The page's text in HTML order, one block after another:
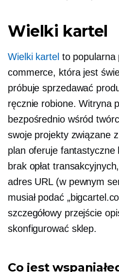
Wielki kartel
Wielki kartel to popularna
commerce, która jest
próbuje sprzedawać
ręcznie robione. Witryna
bezpośrednio wśród
swoje projekty związane
plan oferuje fantastyczne
brak opłat
adres URL (w pewnym
musiał podać
szczegółowy przejście
skonfigurować sklep.
Co jest